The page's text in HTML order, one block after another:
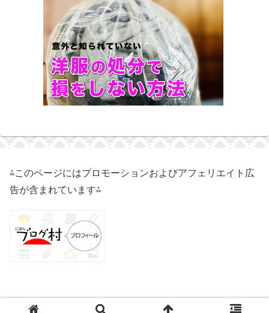
⁂このページにはプロモーションおよびアフェリエイト広
告が含まれています⁂
© 2021 50代独身実家暮らしのハイ子.